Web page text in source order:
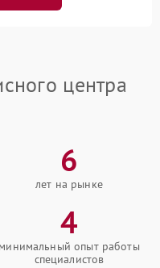
центра
6
лет на рынке
4
минимальный опыт работы
специалистов